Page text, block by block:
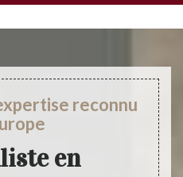
reconnu
en